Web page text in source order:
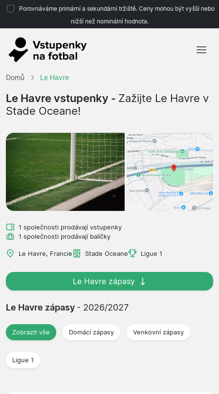
Porovnáváme primární a sekundární tržiště. Ceny mohou být vyšší nebo
nižší než nominální hodnota.
Domů Le Havre
Le Havre vstupenky - Zažijte Le Havre v
Stade Oceane!
1 společnosti prodávají vstupenky
1 společnosti prodávají balíčky
Le Havre, Francie Stade Oceane Ligue 1
Le Havre zápasy
Le Havre zápasy - 2026/2027
Zobrazit vše Domácí zápasy Venkovní zápasy
Ligue 1